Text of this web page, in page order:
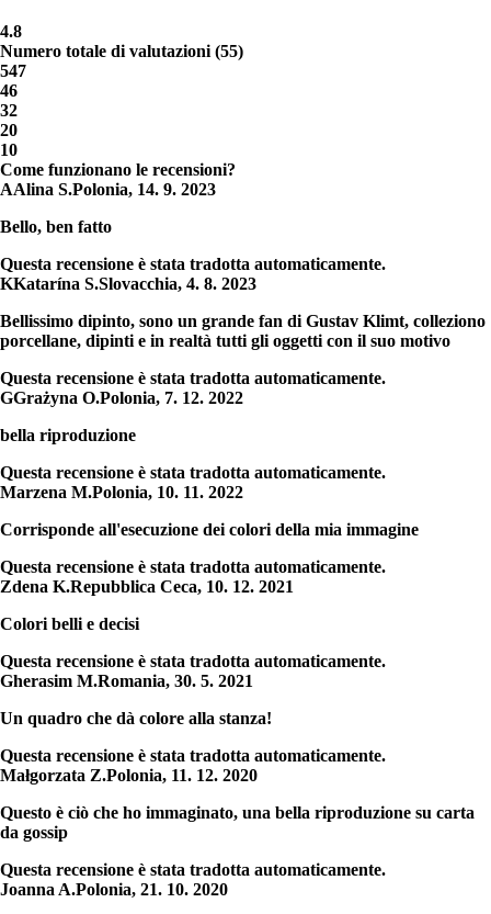
4.8
Numero totale di valutazioni (55)
547
46
32
20
10
Come funzionano le recensioni?
AAlina S.Polonia, 14. 9. 2023
Bello, ben fatto
Questa recensione è stata tradotta automaticamente.
KKatarína S.Slovacchia, 4. 8. 2023
Bellissimo dipinto, sono un grande fan di Gustav Klimt, colleziono
porcellane, dipinti e in realtà tutti gli oggetti con il suo motivo
Questa recensione è stata tradotta automaticamente.
GGrażyna O.Polonia, 7. 12. 2022
bella riproduzione
Questa recensione è stata tradotta automaticamente.
Marzena M.Polonia, 10. 11. 2022
Corrisponde all'esecuzione dei colori della mia immagine
Questa recensione è stata tradotta automaticamente.
Zdena K.Repubblica Ceca, 10. 12. 2021
Colori belli e decisi
Questa recensione è stata tradotta automaticamente.
Gherasim M.Romania, 30. 5. 2021
Un quadro che dà colore alla stanza!
Questa recensione è stata tradotta automaticamente.
Małgorzata Z.Polonia, 11. 12. 2020
Questo è ciò che ho immaginato, una bella riproduzione su carta
da gossip
Questa recensione è stata tradotta automaticamente.
Joanna A.Polonia, 21. 10. 2020